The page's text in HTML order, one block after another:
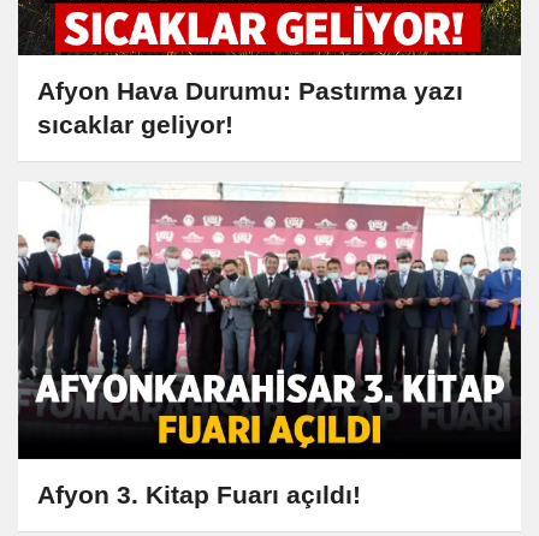
Afyon Hava Durumu: Pastırma yazı
sıcaklar geliyor!
Afyon 3. Kitap Fuarı açıldı!